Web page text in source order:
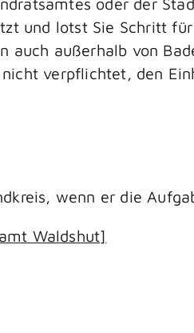
und lotst Sie Schritt
auch außerhalb von
verpflichtet, den
wenn er die
Waldshut]